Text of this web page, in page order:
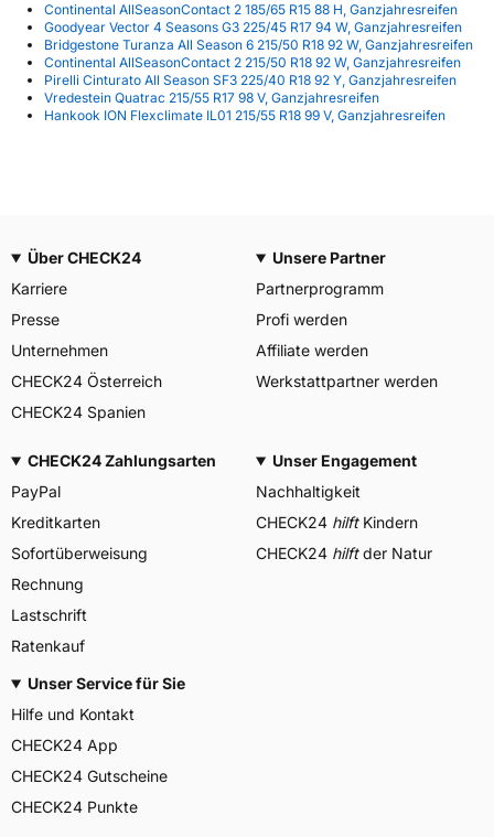
Continental AllSeasonContact 2 185/65 R15 88 H, Ganzjahresreifen
Goodyear Vector 4 Seasons G3 225/45 R17 94 W, Ganzjahresreifen
Bridgestone Turanza All Season 6 215/50 R18 92 W, Ganzjahresreifen
Continental AllSeasonContact 2 215/50 R18 92 W, Ganzjahresreifen
Pirelli Cinturato All Season SF3 225/40 R18 92 Y, Ganzjahresreifen
Vredestein Quatrac 215/55 R17 98 V, Ganzjahresreifen
Hankook ION Flexclimate IL01 215/55 R18 99 V, Ganzjahresreifen
Über CHECK24
Karriere
Presse
Unternehmen
CHECK24 Österreich
CHECK24 Spanien
Unsere Partner
Partnerprogramm
Profi werden
Affiliate werden
Werkstattpartner werden
CHECK24 Zahlungsarten
PayPal
Kreditkarten
Sofortüberweisung
Rechnung
Lastschrift
Ratenkauf
Unser Engagement
Nachhaltigkeit
CHECK24 hilftKindern
CHECK24 hilftder Natur
Unser Service für Sie
Hilfe und Kontakt
CHECK24 App
CHECK24 Gutscheine
CHECK24 Punkte